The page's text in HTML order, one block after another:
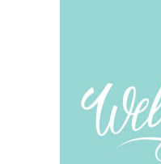
建築実例
検索・見
横浜平沼店 TOPへ